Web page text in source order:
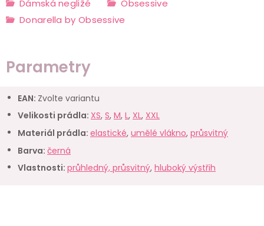
Dámská negližé
Obsessive
Donarella by Obsessive
Parametry
EAN: Zvolte variantu
Velikosti prádla: XS, S, M, L, XL, XXL
Materiál prádla: elastické, umělé vlákno, průsvitný
Barva: černá
Vlastnosti: průhledný, průsvitný, hluboký výstřih